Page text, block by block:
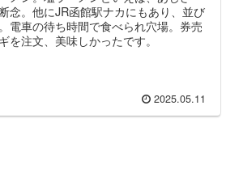
念。他にJR函館駅ナカにもあり、並び
電車の待ち時間で食べられ穴場。券売
注文、美味しかったです。
2025.05.11